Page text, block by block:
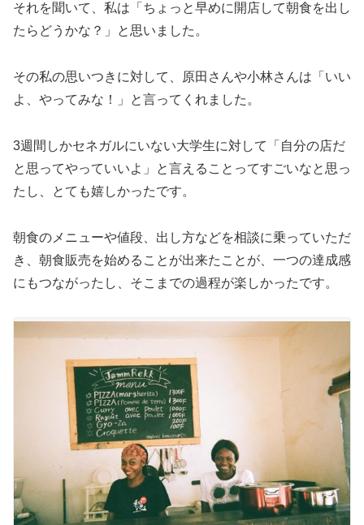
それを聞いて、私は「ちょっと早めに開店して朝食を出し
たらどうかな？」と思いました。
その私の思いつきに対して、原田さんや小林さんは「いい
よ、やってみな！」と言ってくれました。
3週間しかセネガルにいない大学生に対して「自分の店だ
と思ってやっていいよ」と言えることってすごいなと思っ
たし、とても嬉しかったです。
朝食のメニューや値段、出し方などを相談に乗っていただ
き、朝食販売を始めることが出来たことが、一つの達成感
にもつながったし、そこまでの過程が楽しかったです。